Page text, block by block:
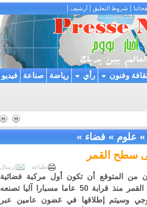
شروط التعليق أرشيف
وفنون رأي رياضة صناعة فيديو
علوم»فضاء»
سطح القمر
إرسال طباعة
من المتوقع أن تكون أول مركبة فضائية
أمريكية تهبط على سطح القمر منذ قرابة 50 عاما مسبارا آليا تصنعه
وسيتم إطلاقها في غضون عامين عبر